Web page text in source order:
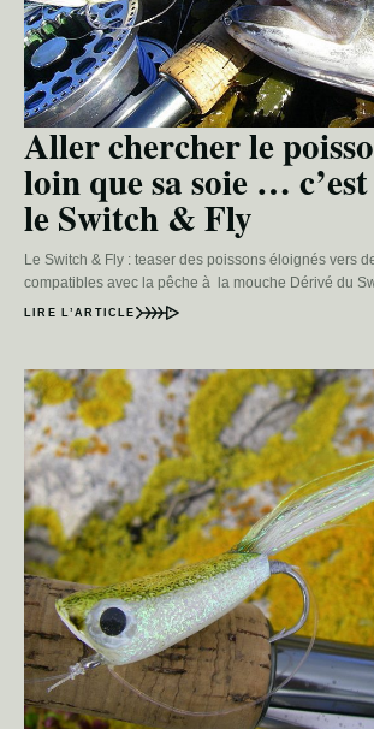
Aller chercher le
loin que sa soie …
le Switch & Fly
Le Switch & Fly : teaser des poissons éloignés vers
compatibles avec la pêche à la mouche Dérivé du
LIRE L’ARTICLE